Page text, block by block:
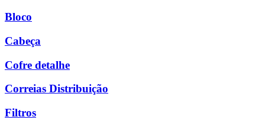
Bloco
Cabeça
Cofre detalhe
Correias Distribuição
Filtros